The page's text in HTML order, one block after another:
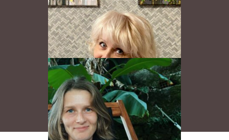
Ксюша
Создатеь Dream.Play.Love и со-автор
украшений